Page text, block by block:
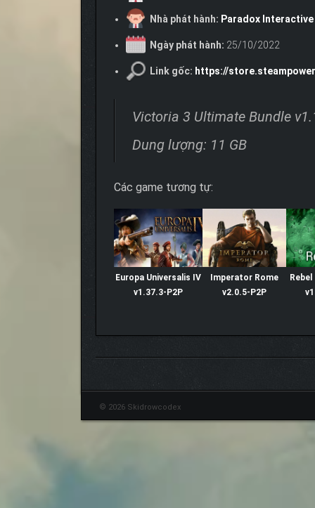
Nhà phát hành: Paradox Interactive
Ngày phát hành: 25/10/2022
Link gốc: https://
Victoria 3 Ultimate Bundle
Dung lượng: 11 GB
Các game tương tự:
Europa Universalis IV
v1.37.3-P2P
Imperator Rome
v2.0.5-P2P
© 2026 Skidrowcodex